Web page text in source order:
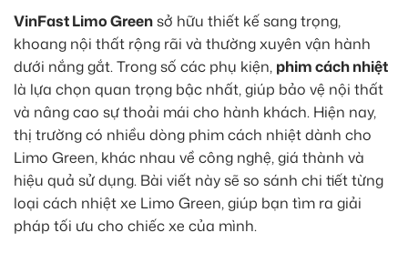
VinFast Limo Greensở hữu thiết kế sang trọng,
khoang nội thất rộng rãi và thường xuyên vận hành
dưới nắng gắt. Trong số các phụ kiện, phim cách nhiệt
là lựa chọn quan trọng bậc nhất, giúp bảo vệ nội thất
và nâng cao sự thoải mái cho hành khách. Hiện nay,
thị trường có nhiều dòng phim cách nhiệt dành cho
Limo Green, khác nhau về công nghệ, giá thành và
hiệu quả sử dụng. Bài viết này sẽ so sánh chi tiết từng
loại cách nhiệt xe Limo Green, giúp bạn tìm ra giải
pháp tối ưu cho chiếc xe của mình.